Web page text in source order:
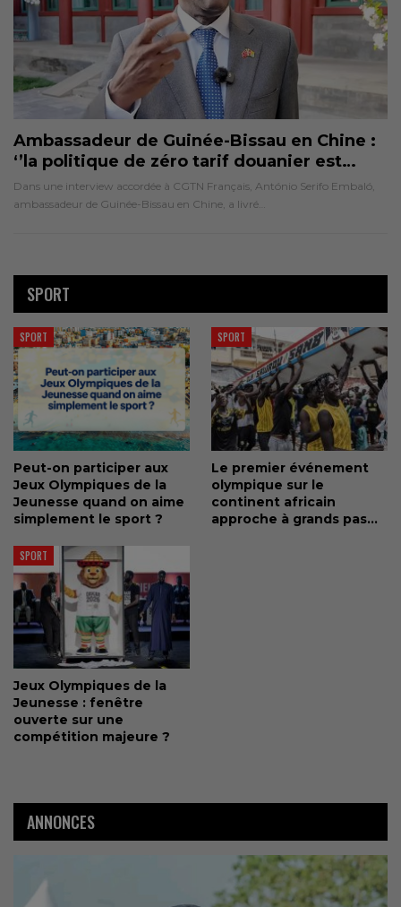
Ambassadeur de Guinée-Bissau en Chine :
‘’la politique de zéro tarif douanier est…
Dans une interview accordée à CGTN Français, António Serifo Embaló,
ambassadeur de Guinée-Bissau en Chine, a livré…
SPORT
SPORT
Peut-on participer aux
Jeux Olympiques de la
Jeunesse quand on aime
simplement le sport ?
SPORT
Le premier événement
olympique sur le
continent africain
approche à grands pas…
SPORT
Jeux Olympiques de la
Jeunesse : fenêtre
ouverte sur une
compétition majeure ?
ANNONCES